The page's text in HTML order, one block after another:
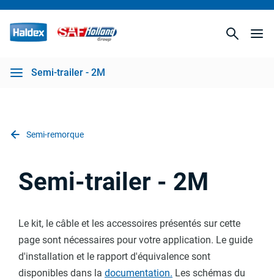
Semi-trailer - 2M
Semi-remorque
Semi-trailer - 2M
Le kit, le câble et les accessoires présentés sur cette
page sont nécessaires pour votre application. Le guide
d'installation et le rapport d'équivalence sont
disponibles dans la documentation. Les schémas du